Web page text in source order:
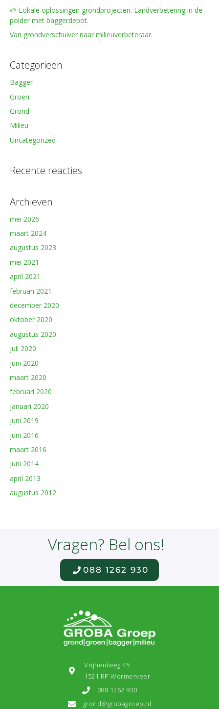
🌱 Lokale oplossingen grondprojecten. Landverbetering in de
polder met baggerdepot.
Van grondverschuiver naar milieuverbeteraar.
Categorieën
Bagger
Groen
Grond
Milieu
Uncategorized
Recente reacties
Archieven
mei 2026
maart 2024
augustus 2023
mei 2021
april 2021
februari 2021
december 2020
oktober 2020
augustus 2020
juli 2020
juni 2020
maart 2020
februari 2020
januari 2020
juni 2019
juni 2016
maart 2016
juni 2014
april 2013
augustus 2012
Vragen? Bel ons!
088 1262 930
Vrijheidweg 45
1521 RP Wormerveer
088 1262 930
grond@grobagroep.nl